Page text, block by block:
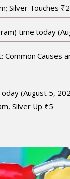
Silver Touches
time today
Common Causes
(August 5,
Silver Up ₹5